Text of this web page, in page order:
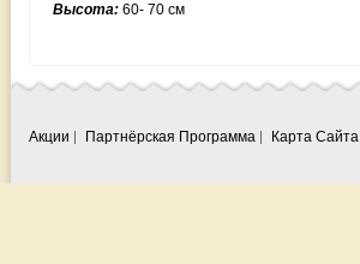
Высота: 60- 70 см
Акции Партнёрская Программа Карта Сайта